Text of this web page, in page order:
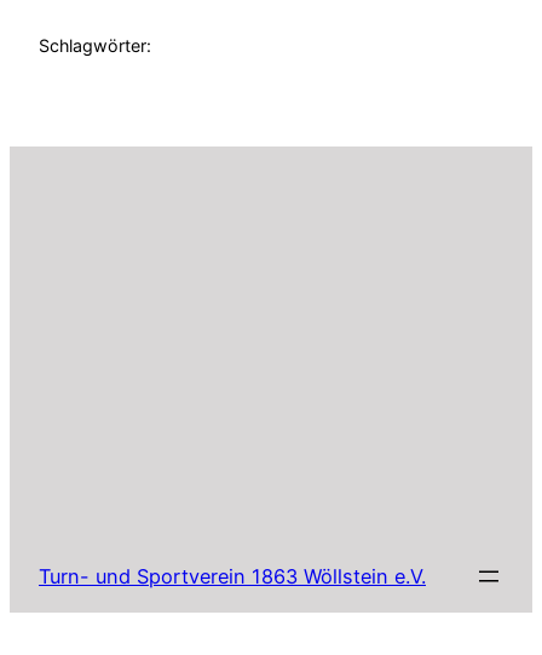
Schlagwörter:
Turn- und Sportverein 1863 Wöllstein e.V.